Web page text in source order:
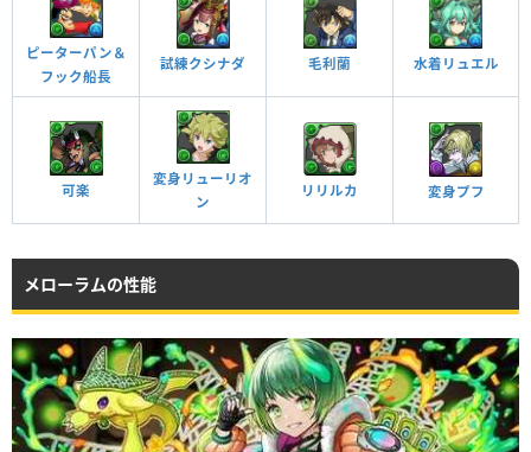
ピーターパン＆
フック船長
試練クシナダ 毛利蘭 水着リュエル
可楽
変身リューリオ
ン
リリルカ 変身プフ
メローラムの性能